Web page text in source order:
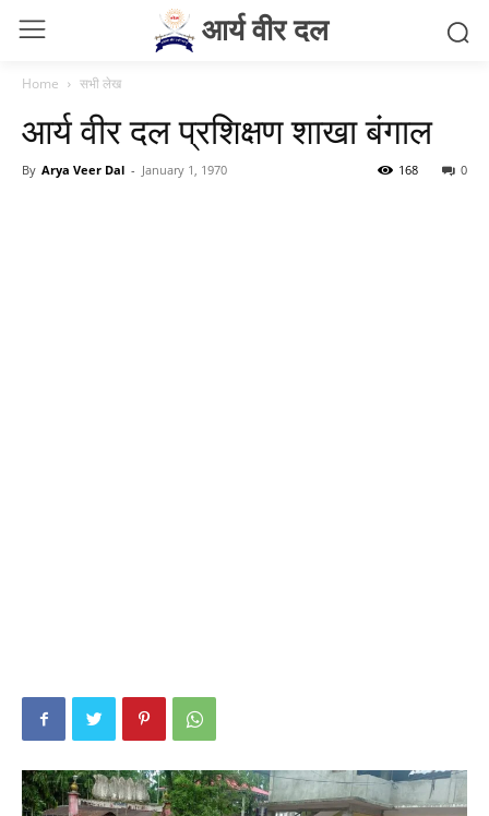
आर्य वीर दल
Home सभी लेख
आर्य वीर दल प्रशिक्षण शाखा बंगाल
By Arya Veer Dal - January 1, 1970 0
168